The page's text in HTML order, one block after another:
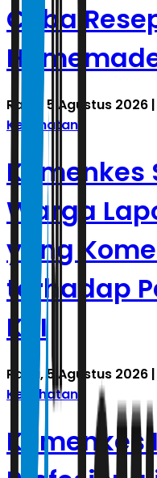
Coba
Rabu, 5 Agustus 2026 |
Kesehatan
Kemenkes
Warga
yang
terhadap
KKI
Rabu, 5 Agustus 2026 |
Kesehatan